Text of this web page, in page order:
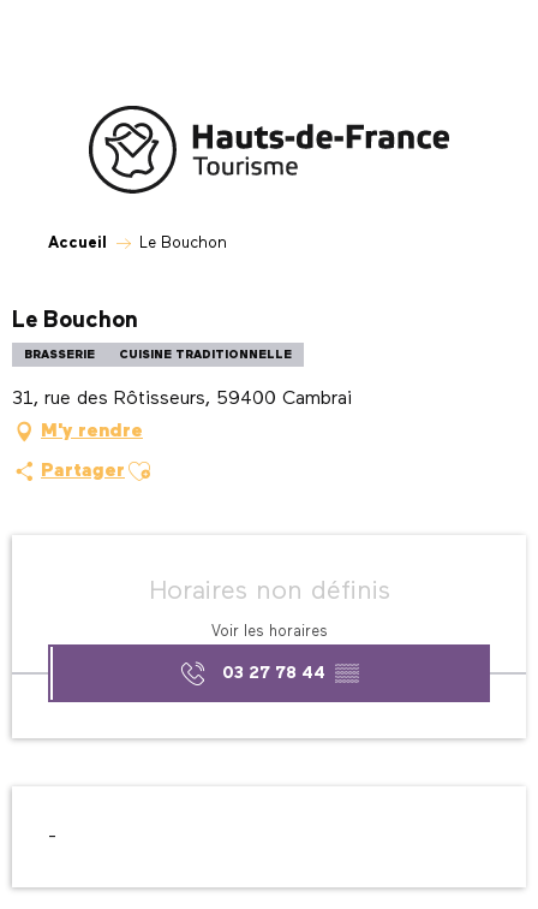
Accueil Le Bouchon
Le Bouchon
BRASSERIE CUISINE TRADITIONNELLE
31, rue des Rôtisseurs, 59400 Cambrai
M'y rendre
Partager Ajouter aux favoris
Horaires non définis
Voir les horaires
03 27 78 44 ▒▒
-